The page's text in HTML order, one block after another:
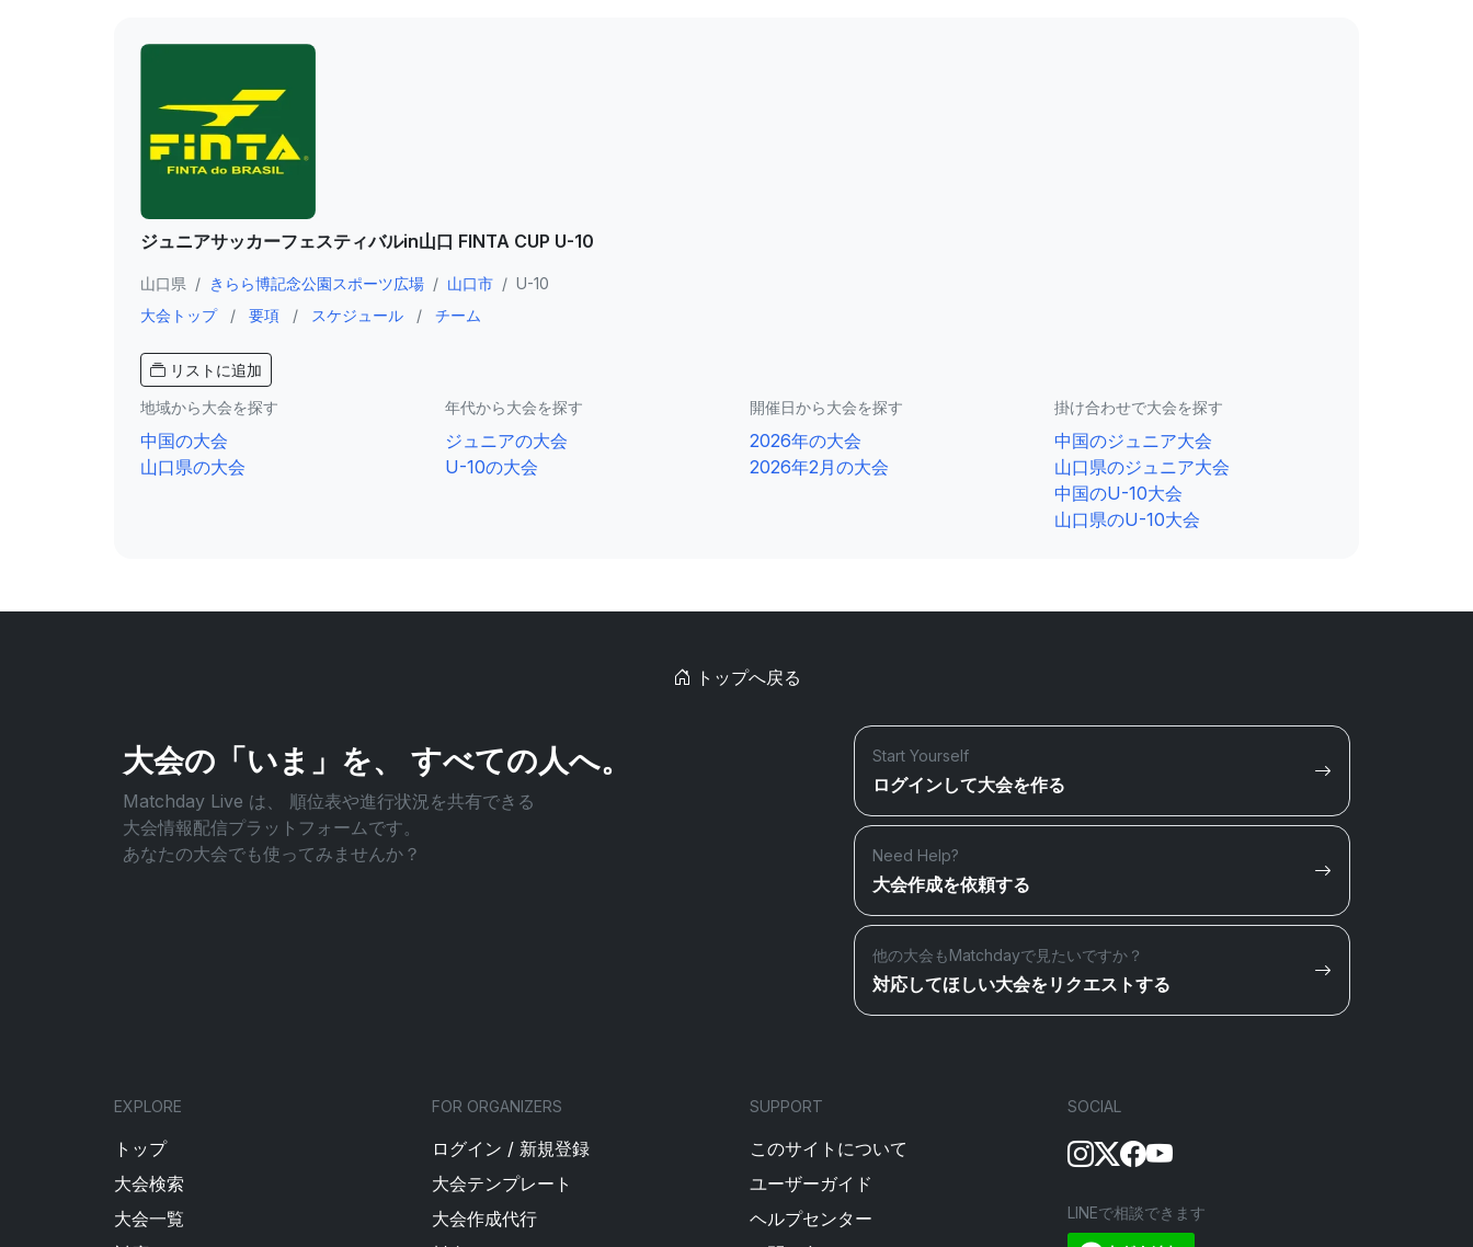
ジュニアサッカーフェスティバルin山口 FINTA CUP U-10
山口県 / きらら博記念公園スポーツ広場 / 山口市 / U-10
大会トップ
/ 要項 / スケジュール / チーム
リストに追加
地域から大会を探す
中国の大会
山口県の大会
年代から大会を探す
ジュニアの大会
U-10の大会
開催日から大会を探す
2026年の大会
2026年2月の大会
掛け合わせで大会を探す
中国のジュニア大会
山口県のジュニア大会
中国のU-10大会
山口県のU-10大会
トップへ戻る
大会の「いま」を、 すべての人へ。
Matchday Live は、 順位表や進行状況を共有できる
大会情報配信プラットフォームです。
あなたの大会でも使ってみませんか？
Start Yourself
ログインして大会を作る
Need Help?
大会作成を依頼する
他の大会もMatchdayで見たいですか？
対応してほしい大会をリクエストする
EXPLORE
トップ
大会検索
大会一覧
FOR ORGANIZERS
ログイン / 新規登録
大会テンプレート
大会作成代行
SUPPORT
このサイトについて
ユーザーガイド
ヘルプセンター
SOCIAL
LINEで相談できます